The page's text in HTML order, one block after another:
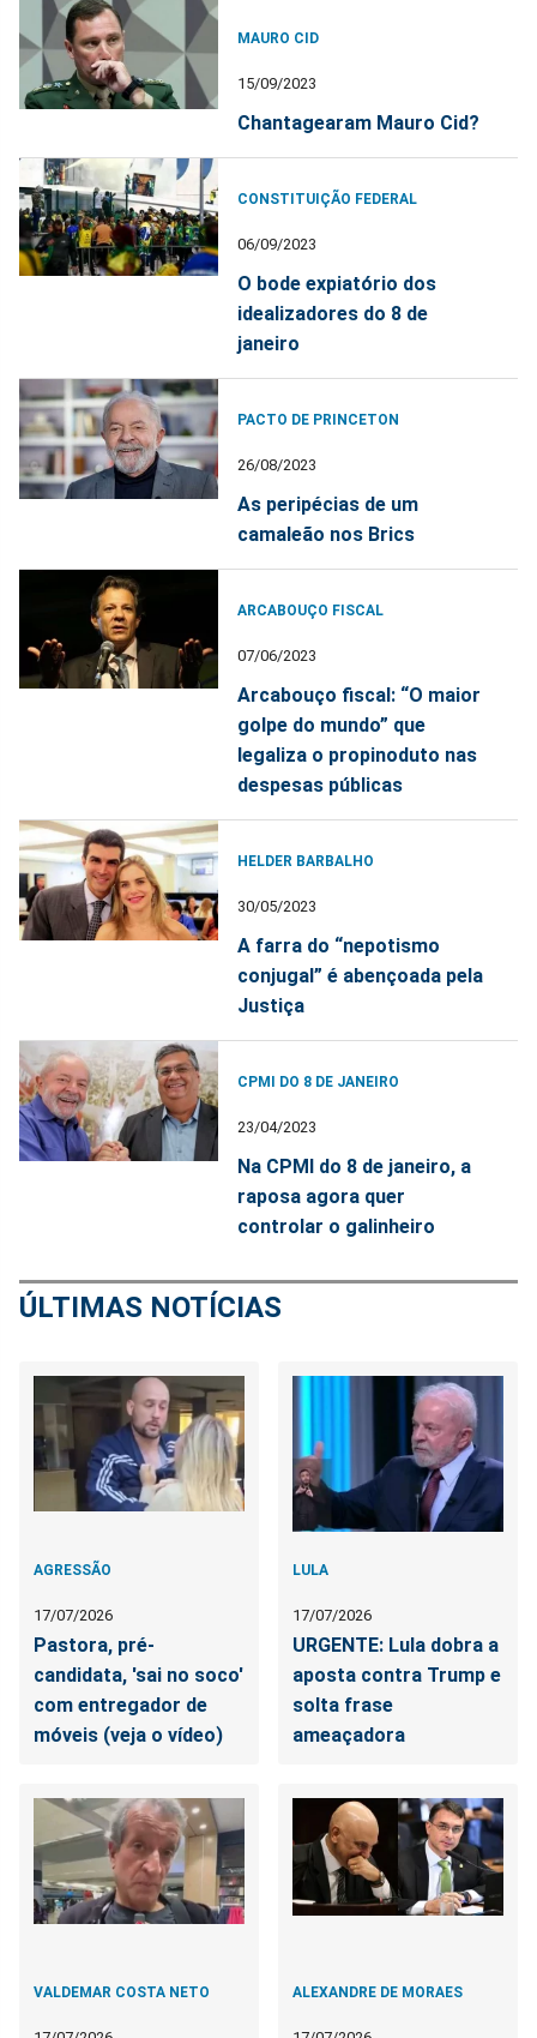
MAURO CID
15/09/2023
Chantagearam Mauro Cid?
CONSTITUIÇÃO FEDERAL
06/09/2023
O bode expiatório dos
idealizadores do 8 de
janeiro
PACTO DE PRINCETON
26/08/2023
As peripécias de um
camaleão nos Brics
ARCABOUÇO FISCAL
07/06/2023
Arcabouço fiscal: “O maior
golpe do mundo” que
legaliza o propinoduto nas
despesas públicas
HELDER BARBALHO
30/05/2023
A farra do “nepotismo
conjugal” é abençoada pela
Justiça
CPMI DO 8 DE JANEIRO
23/04/2023
Na CPMI do 8 de janeiro, a
raposa agora quer
controlar o galinheiro
ÚLTIMAS NOTÍCIAS
AGRESSÃO
17/07/2026
Pastora, pré-
candidata, 'sai no soco'
com entregador de
móveis (veja o vídeo)
LULA
17/07/2026
URGENTE: Lula dobra a
aposta contra Trump e
solta frase
ameaçadora
VALDEMAR COSTA NETO ALEXANDRE DE MORAES